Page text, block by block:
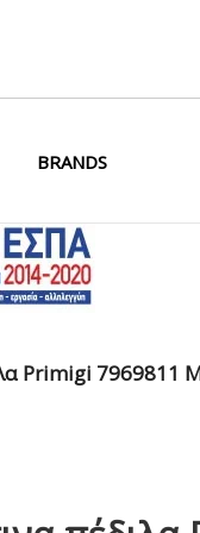
BRANDS
Primigi 7969811